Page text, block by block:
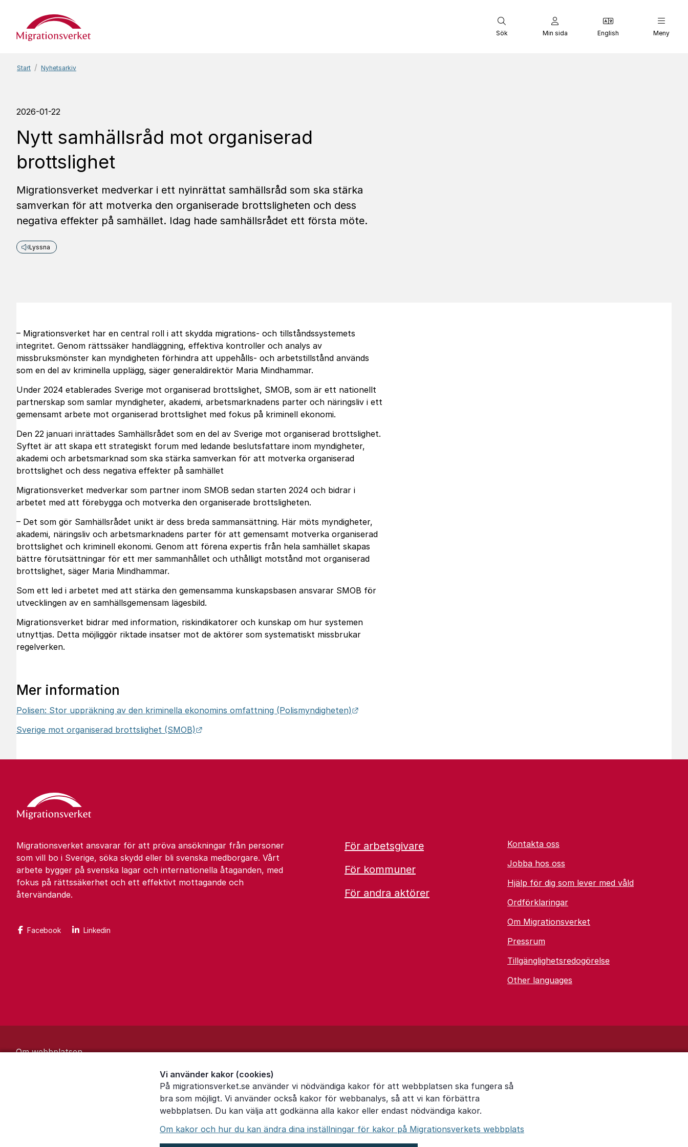
Vi använder kakor (cookies)
På migrationsverket.se använder vi nödvändiga kakor för att webbplatsen ska fungera så
bra som möjligt. Vi använder också kakor för webbanalys, så att vi kan förbättra
webbplatsen. Du kan välja att godkänna alla kakor eller endast nödvändiga kakor.
Om kakor och hur du kan ändra dina inställningar för kakor på Migrationsverkets webbplats
Start
Sök Min sida English Meny
Start Nyhetsarkiv
2026-01-22
Nytt samhällsråd mot organiserad
brottslighet
Migrationsverket medverkar i ett nyinrättat samhällsråd som ska stärka
samverkan för att motverka den organiserade brottsligheten och dess
negativa effekter på samhället. Idag hade samhällsrådet ett första möte.
Lyssna
– Migrationsverket har en central roll i att skydda migrations- och tillståndssystemets
integritet. Genom rättssäker handläggning, effektiva kontroller och analys av
missbruksmönster kan myndigheten förhindra att uppehålls- och arbetstillstånd används
som en del av kriminella upplägg, säger generaldirektör Maria Mindhammar.
Under 2024 etablerades Sverige mot organiserad brottslighet, SMOB, som är ett nationellt
partnerskap som samlar myndigheter, akademi, arbetsmarknadens parter och näringsliv i ett
gemensamt arbete mot organiserad brottslighet med fokus på kriminell ekonomi.
Den 22 januari inrättades Samhällsrådet som en del av Sverige mot organiserad brottslighet.
Syftet är att skapa ett strategiskt forum med ledande beslutsfattare inom myndigheter,
akademi och arbetsmarknad som ska stärka samverkan för att motverka organiserad
brottslighet och dess negativa effekter på samhället
Migrationsverket medverkar som partner inom SMOB sedan starten 2024 och bidrar i
arbetet med att förebygga och motverka den organiserade brottsligheten.
– Det som gör Samhällsrådet unikt är dess breda sammansättning. Här möts myndigheter,
akademi, näringsliv och arbetsmarknadens parter för att gemensamt motverka organiserad
brottslighet och kriminell ekonomi. Genom att förena expertis från hela samhället skapas
bättre förutsättningar för ett mer sammanhållet och uthålligt motstånd mot organiserad
brottslighet, säger Maria Mindhammar.
Som ett led i arbetet med att stärka den gemensamma kunskapsbasen ansvarar SMOB för
utvecklingen av en samhällsgemensam lägesbild.
Migrationsverket bidrar med information, riskindikatorer och kunskap om hur systemen
utnyttjas. Detta möjliggör riktade insatser mot de aktörer som systematiskt missbrukar
regelverken.
Mer information
Polisen: Stor uppräkning av den kriminella ekonomins omfattning (Polismyndigheten)
Sverige mot organiserad brottslighet (SMOB)
Migrationsverket ansvarar för att pröva ansökningar från personer
som vill bo i Sverige, söka skydd eller bli svenska medborgare. Vårt
arbete bygger på svenska lagar och internationella åtaganden, med
fokus på rättssäkerhet och ett effektivt mottagande och
återvändande.
Facebook Linkedin
För arbetsgivare
För kommuner
För andra aktörer
Kontakta oss
Jobba hos oss
Hjälp för dig som lever med våld
Ordförklaringar
Om Migrationsverket
Pressrum
Tillgänglighetsredogörelse
Other languages
Om webbplatsen